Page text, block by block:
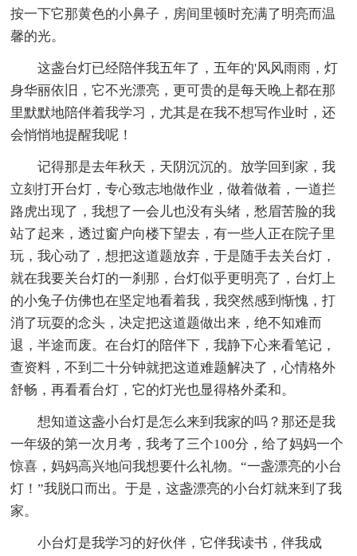
按一下它那黄色的小鼻子，房间里顿时充满了明亮而温
馨的光。
这盏台灯已经陪伴我五年了，五年的'风风雨雨，灯
身华丽依旧，它不光漂亮，更可贵的是每天晚上都在那
里默默地陪伴着我学习，尤其是在我不想写作业时，还
会悄悄地提醒我呢！
记得那是去年秋天，天阴沉沉的。放学回到家，我
立刻打开台灯，专心致志地做作业，做着做着，一道拦
路虎出现了，我想了一会儿也没有头绪，愁眉苦脸的我
站了起来，透过窗户向楼下望去，有一些人正在院子里
玩，我心动了，想把这道题放弃，于是随手去关台灯，
就在我要关台灯的一刹那，台灯似乎更明亮了，台灯上
的小兔子仿佛也在坚定地看着我，我突然感到惭愧，打
消了玩耍的念头，决定把这道题做出来，绝不知难而
退，半途而废。在台灯的陪伴下，我静下心来看笔记，
查资料，不到二十分钟就把这道难题解决了，心情格外
舒畅，再看看台灯，它的灯光也显得格外柔和。
想知道这盏小台灯是怎么来到我家的吗？那还是我
一年级的第一次月考，我考了三个100分，给了妈妈一个
惊喜，妈妈高兴地问我想要什么礼物。“一盏漂亮的小台
灯！”我脱口而出。于是，这盏漂亮的小台灯就来到了我
家。
小台灯是我学习的好伙伴，它伴我读书，伴我成